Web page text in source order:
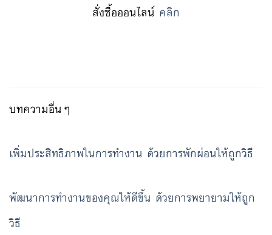
สั่งซื้อออนไลน์ คลิก
บทความอื่นๆ
เพิ่มประสิทธิภาพในการทำงาน ด้วยการพักผ่อนให้ถูกวิธี
พัฒนาการทำงานของคุณให้ดีขึ้น ด้วยการพยายามให้ถูก
วิธี